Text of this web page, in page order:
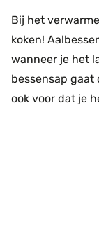
Bij het
koken!
wanneer je het
bessensap gaat
ook voor dat je